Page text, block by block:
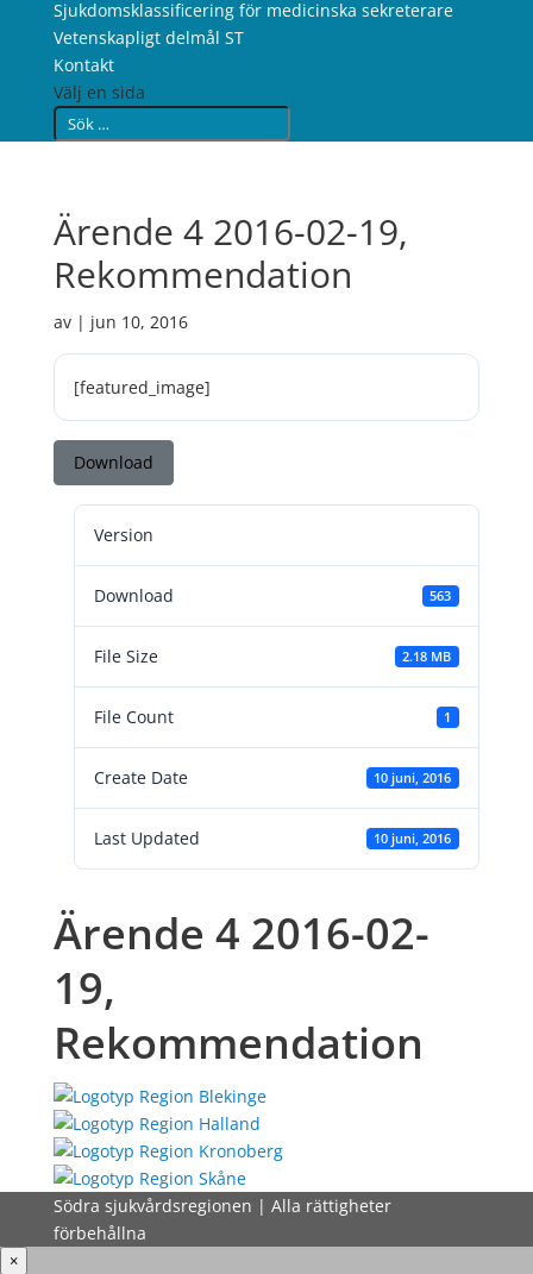
Sjukdomsklassificering för medicinska sekreterare
Vetenskapligt delmål ST
Kontakt
Välj en sida
Ärende 4 2016-02-19,
Rekommendation
av | jun 10, 2016
[featured_image]
Download
Version
Download 563
File Size 2.18 MB
File Count 1
Create Date 10 juni, 2016
Last Updated 10 juni, 2016
Ärende 4 2016-02-
19,
Rekommendation
Södra sjukvårdsregionen | Alla rättigheter
förbehållna
×